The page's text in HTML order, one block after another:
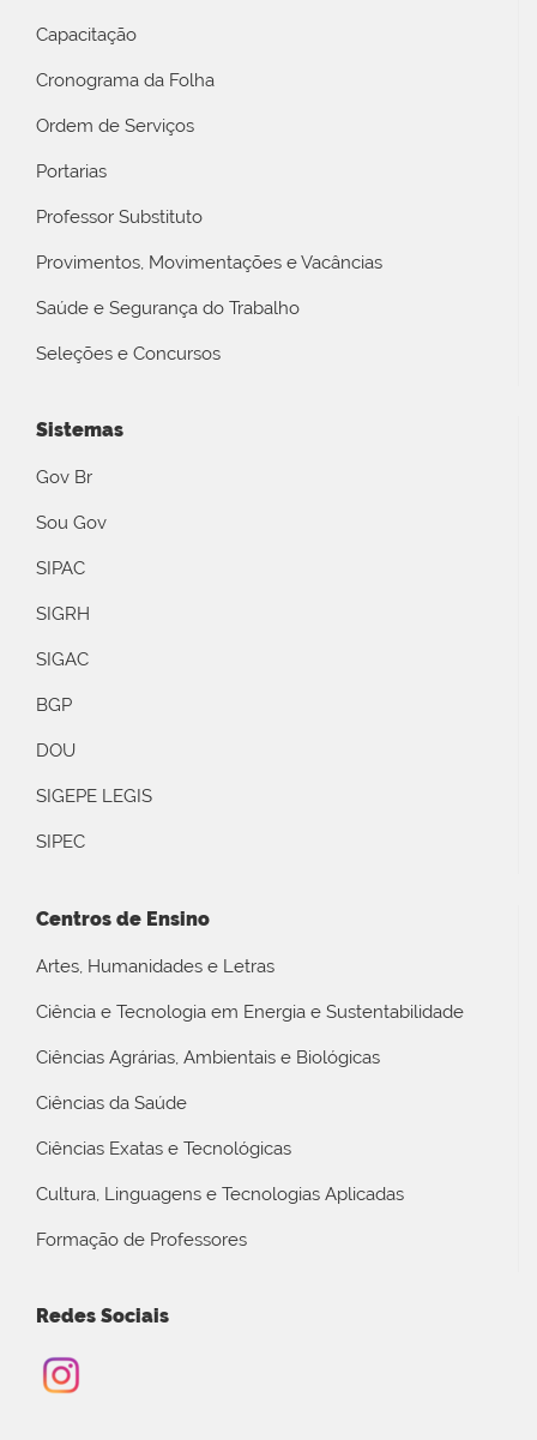
Capacitação
Cronograma da Folha
Ordem de Serviços
Portarias
Professor Substituto
Provimentos, Movimentações e Vacâncias
Saúde e Segurança do Trabalho
Seleções e Concursos
Sistemas
Gov Br
Sou Gov
SIPAC
SIGRH
SIGAC
BGP
DOU
SIGEPE LEGIS
SIPEC
Centros de Ensino
Artes, Humanidades e Letras
Ciência e Tecnologia em Energia e Sustentabilidade
Ciências Agrárias, Ambientais e Biológicas
Ciências da Saúde
Ciências Exatas e Tecnológicas
Cultura, Linguagens e Tecnologias Aplicadas
Formação de Professores
Redes Sociais